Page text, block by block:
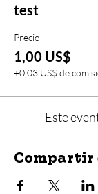
test
Precio
1,00 US$
+0,03 US$ de
Este
Compartir